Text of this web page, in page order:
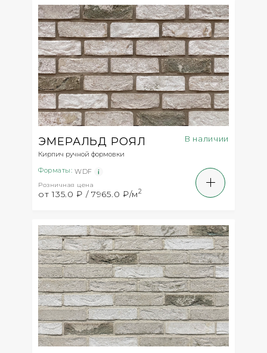
ЭМЕРАЛЬД РОЯЛ
Кирпич ручной формовки
В наличии
Форматы: WDF
Розничная цена
от 135.0 ₽ / 7965.0 ₽/м2